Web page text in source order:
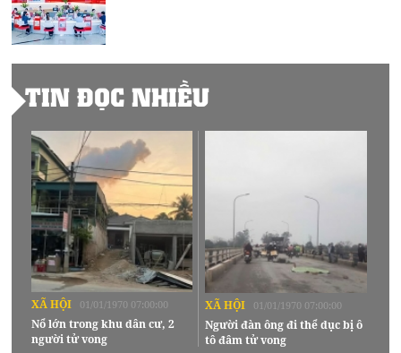
TIN ĐỌC NHIỀU
XÃ HỘI 01/01/1970 07:00:00
Nổ lớn trong khu dân cư, 2
người tử vong
XÃ HỘI 01/01/1970 07:00:00
Người đàn ông đi thể dục bị ô
tô đâm tử vong